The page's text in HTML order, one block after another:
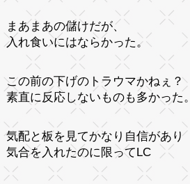
まあまあの儲けだが、
入れ食いにはならかった。
この前の下げのトラウマかねぇ？
素直に反応しないものも多かった。
気配と板を見てかなり自信があり
気合を入れたのに限ってLC